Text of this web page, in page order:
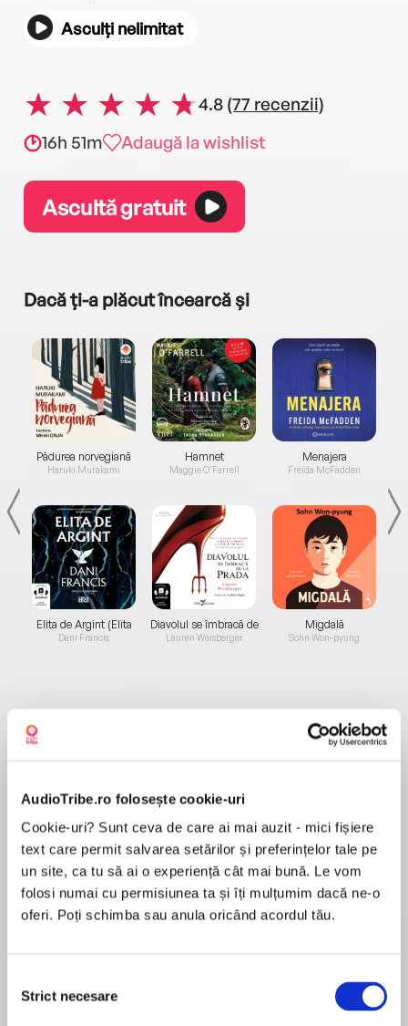
AudioTribe.ro folosește cookie-uri
Cookie-uri? Sunt ceva de care ai mai auzit - mici fișiere
text care permit salvarea setărilor și preferințelor tale pe
un site, ca tu să ai o experiență cât mai bună. Le vom
folosi numai cu permisiunea ta și îți mulțumim dacă ne-o
oferi. Poți schimba sau anula oricând acordul tău.
consimțământului
Strict necesare
Asculți nelimitat
4.8 (77 recenzii)
16h 51m
Adaugă la wishlist
Ascultă gratuit
Dacă ți-a plăcut încearcă și
Pădurea norvegiană
Haruki Murakami
Elita de Argint (Elita
de...
Dani Francis
Hamnet
Maggie O'Farrell
Diavolul se îmbracă de
la...
Lauren Weisberger
Menajera
Freida McFadden
Migdală
Sohn Won-pyung
Despre
acum la vârsta maturității; amândouă au avut
parte atât de împliniri, cât şi de eşecuri. Dincolo
de toate, prietenia lor a rămas punctul în jurul
căruia le gravitează viețile.
Au luptat să scape de cartierul sărăcăcios din
Napoli în care au crescut. Elena s-a căsătorit, s-
a mutat la Florența şi a publicat câteva cărți
şi-a creat-o, decide să se întoarcă la Napoli.
Lila, de pe altă parte, n-a reuşit niciodată să se
MAI MULT
Recenzii
pronunțe "amândorura" în loc de "amândurora".
"eccetera", "excrocherii"...speram cǎ, între